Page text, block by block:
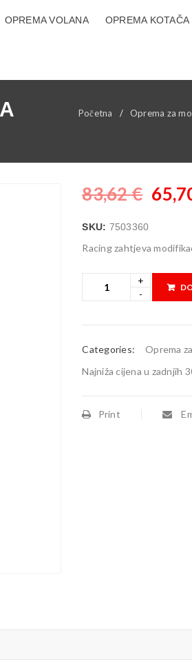
OPREMA VOLANA OPREMA KOTAČA
Početna / Oprema za
83,62€
SKU: 7503360
Racing zahtjeva
Categories: Oprema
Najniža cijena u zadnjih
Print